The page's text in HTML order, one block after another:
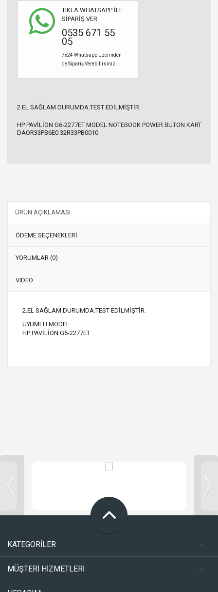
TIKLA WHATSAPP İLE
SİPARİŞ VER
0535 671 55
05
7x24 Whatsapp Üzerinden
de Sipariş Verebilirsiniz.
2.EL SAĞLAM DURUMDA.TEST EDİLMİŞTİR.
HP PAVİLİON G6-2277ET MODEL NOTEBOOK POWER BUTON KART
DAOR33PB6E0 32R33PB0010
ÜRÜN AÇIKLAMASI
ÖDEME SEÇENEKLERİ
YORUMLAR (0)
VIDEO
2.EL SAĞLAM DURUMDA.TEST EDİLMİŞTİR.
UYUMLU MODEL:
HP PAVİLİON G6-2277ET
KATEGORİLER
MÜŞTERİ HİZMETLERİ